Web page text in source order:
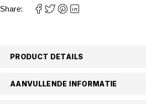
Share:
PRODUCT DETAILS
AANVULLENDE INFORMATIE